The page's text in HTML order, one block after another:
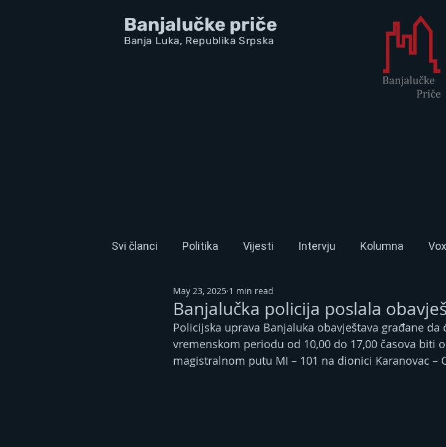
Banjalučke priče
Banja Luka, Republika Srpska
Svi članci Politika Vijesti Intervju Kolumna
Banjalučka policija poslala
May 23, 2025 1 min read
Policijska uprava Banjaluka obavještava građane da
vremenskom periodu od 10,00 do 17,00 časova biti
magistralnom putu MI – 101 na dionici Karanovac –